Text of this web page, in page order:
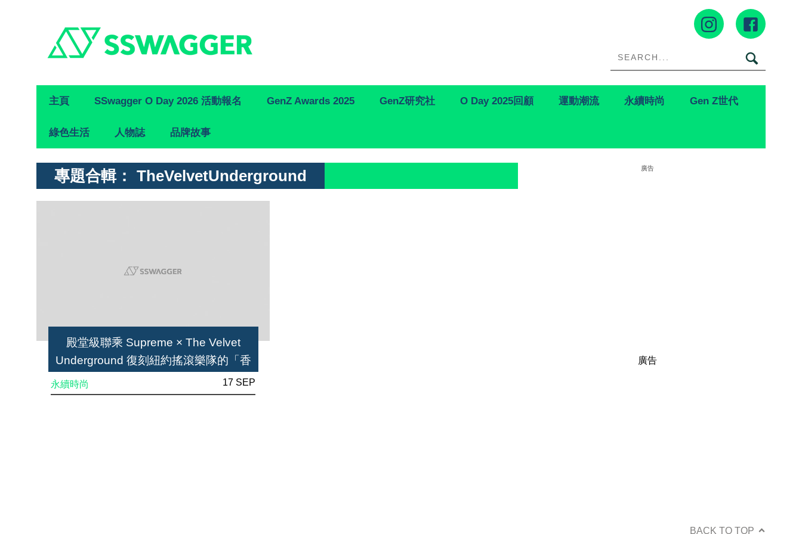
Primary
Navigation
主頁 SSwagger O Day 2026 活動報名 GenZ Awards 2025 GenZ研究社 O Day 2025回顧 運動潮流 永續時尚 Gen Z世代
綠色生活 人物誌 品牌故事
專題合輯： TheVelvetUnderground
殿堂級聯乘 Supreme × The Velvet
Underground 復刻紐約搖滾樂隊的「香
永續時尚 17 SEP
廣告
廣告
BACK TO TOP